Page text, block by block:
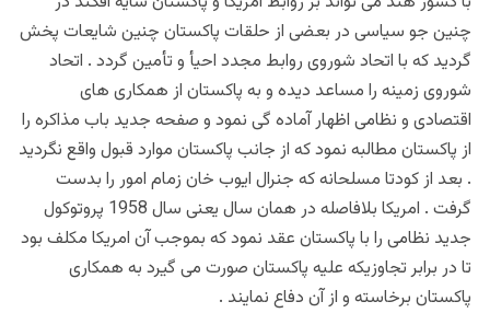
چنین جو سیاسی در بعضی از حلقات پاکستان چنین شایعات پخش
گردید که با اتحاد شوروی روابط مجدد احیأ و تأمین گردد . اتحاد
شوروی زمینه را مساعد دیده و به پاکستان از همکاری های
اقتصادی و نظامی اظهار آماده گی نمود و صفحه جدید باب مذاکره را
از پاکستان مطالبه نمود که از جانب پاکستان موارد قبول واقع نگردید
. بعد از کودتا مسلحانه که جنرال ایوب خان زمام امور را بدست
گرفت . امریکا بلافاصله در همان سال یعنی سال 1958 پروتوکول
جدید نظامی را با پاکستان عقد نمود که بموجب آن امریکا مکلف بود
تا در برابر تجاوزیکه علیه پاکستان صورت می گیرد به همکاری
پاکستان برخاسته و از آن دفاع نمایند .